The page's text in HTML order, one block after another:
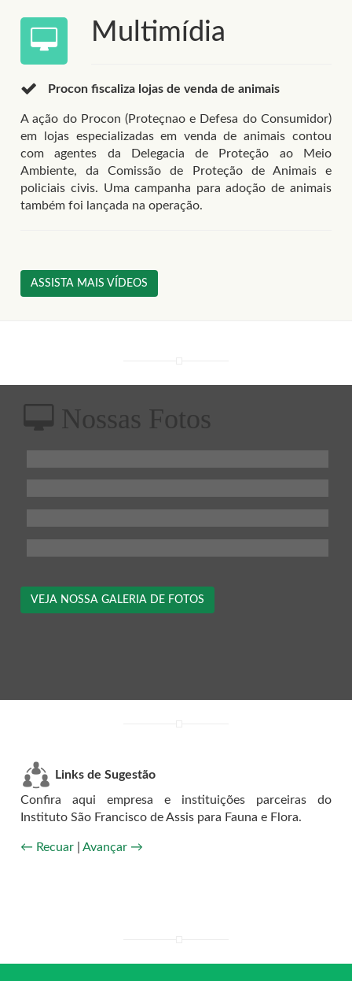
Multimídia
Procon fiscaliza lojas de venda de animais
A ação do Procon (Proteçnao e Defesa do Consumidor)
em lojas especializadas em venda de animais contou
com agentes da Delegacia de Proteção ao Meio
Ambiente, da Comissão de Proteção de Animais e
policiais civis. Uma campanha para adoção de animais
também foi lançada na operação.
ASSISTA MAIS VÍDEOS
Nossas Fotos
VEJA NOSSA GALERIA DE FOTOS
Links de Sugestão
Confira aqui empresa e instituições parceiras do
Instituto São Francisco de Assis para Fauna e Flora.
← Recuar |Avançar →